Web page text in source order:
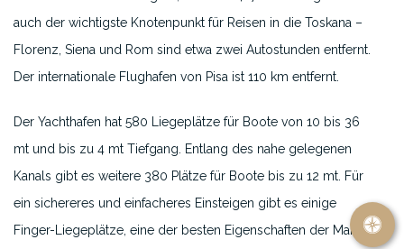
auch der wichtigste Knotenpunkt für Reisen in die Toskana –
Florenz, Siena und Rom sind etwa zwei Autostunden entfernt.
Der internationale Flughafen von Pisa ist 110 km entfernt.
Der Yachthafen hat 580 Liegeplätze für Boote von 10 bis 36
mt und bis zu 4 mt Tiefgang. Entlang des nahe gelegenen
Kanals gibt es weitere 380 Plätze für Boote bis zu 12 mt. Für
ein sichereres und einfacheres Einsteigen gibt es einige
Finger-Liegeplätze, eine der besten Eigenschaften der Marina.